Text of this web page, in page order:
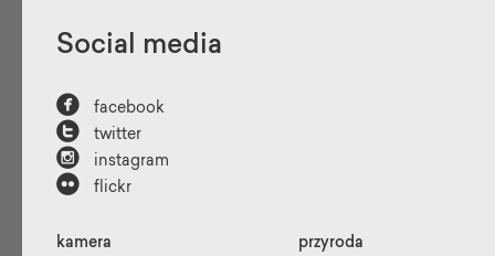
16
Social media
 facebook
 twitter
 instagram
 flickr
kamera
przyroda